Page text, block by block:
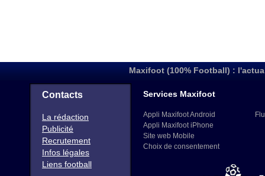
Maxifoot (100% Football) :
Contacts
La rédaction
Publicité
Recrutement
Infos légales
Liens football
Services Maxifoot
Appli Maxifoot Android
Appli Maxifoot iPhone
Site web Mobile
Choix de consentement